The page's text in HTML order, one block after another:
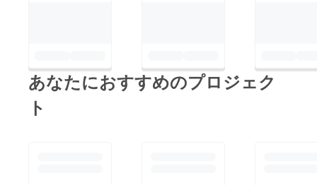
しょうか？ぜひ詳細に
ついてお話しできる機
あなたにおすすめのプロジェク
ト